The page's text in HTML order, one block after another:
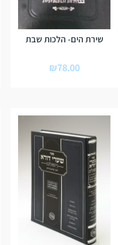
שירת הים- הלכות שבת
₪78.00